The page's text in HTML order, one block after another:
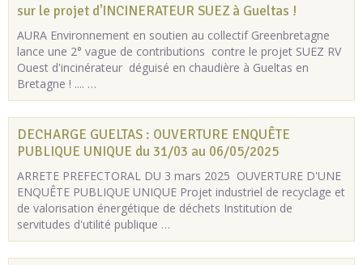
sur le projet d'INCINERATEUR SUEZ à Gueltas !
AURA Environnement en soutien au collectif Greenbretagne
lance une 2° vague de contributions contre le projet SUEZ RV
Ouest d'incinérateur déguisé en chaudière à Gueltas en
Bretagne ! .... …
DECHARGE GUELTAS : OUVERTURE ENQUÊTE
PUBLIQUE UNIQUE du 31/03 au 06/05/2025
ARRETE PREFECTORAL DU 3 mars 2025 OUVERTURE D'UNE
ENQUÊTE PUBLIQUE UNIQUE Projet industriel de recyclage et
de valorisation énergétique de déchets Institution de
servitudes d'utilité publique …